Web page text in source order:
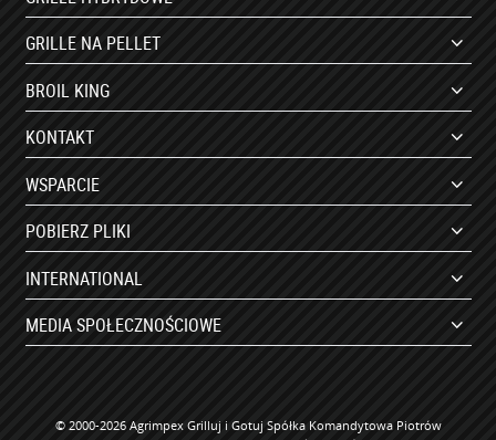
GRILLE NA PELLET
BROIL KING
KONTAKT
WSPARCIE
POBIERZ PLIKI
INTERNATIONAL
MEDIA SPOŁECZNOŚCIOWE
© 2000-2026 Agrimpex Grilluj i Gotuj Spółka Komandytowa Piotrów